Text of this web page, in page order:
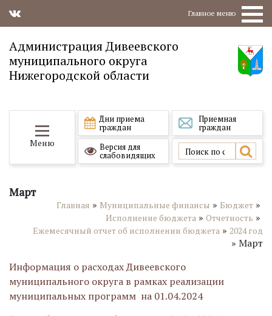
Главное меню
Администрация Дивеевского
муниципального округа
Нижегородской области
Меню
Дни приема
граждан
Приемная
граждан
Версия для
слабовидящих
Март
Главная » Муниципальные финансы » Бюджет »
Исполнение бюджета » Отчетность »
Ежемесячный отчет об исполнении бюджета » 2024 год
» Март
Информация о расходах Дивеевского
муниципального округа в рамках реализации
муниципальных программ на 01.04.2024